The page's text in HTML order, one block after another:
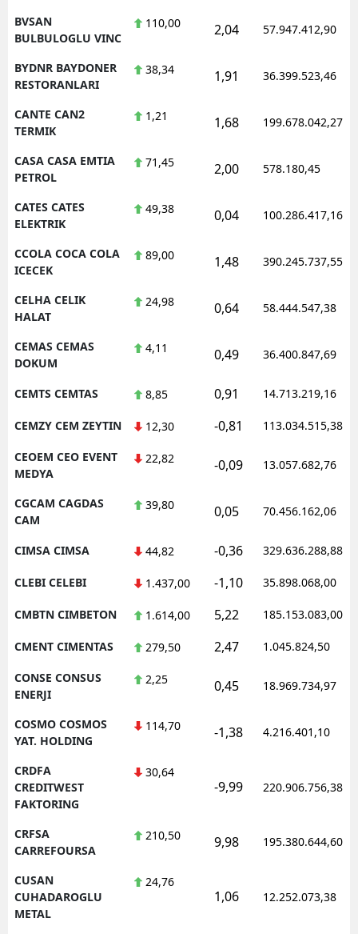
BVSAN
BULBULOGLU VINC
110,00 2,04 57.947.412,90
BYDNR BAYDONER
RESTORANLARI
38,34 1,91 36.399.523,46
CANTE CAN2
TERMIK
1,21 1,68 199.678.042,27
CASA CASA EMTIA
PETROL
71,45 2,00 578.180,45
CATES CATES
ELEKTRIK
49,38 0,04 100.286.417,16
CCOLA COCA COLA
ICECEK
89,00 1,48 390.245.737,55
CELHA CELIK
HALAT
24,98 0,64 58.444.547,38
CEMAS CEMAS
DOKUM
4,11 0,49 36.400.847,69
CEMTS CEMTAS 8,85 0,91 14.713.219,16
CEMZY CEM ZEYTIN 12,30 -0,81 113.034.515,38
CEOEM CEO EVENT
MEDYA
22,82 -0,09 13.057.682,76
CGCAM CAGDAS
CAM
39,80 0,05 70.456.162,06
CIMSA CIMSA 44,82 -0,36 329.636.288,88
CLEBI CELEBI 1.437,00 -1,10 35.898.068,00
CMBTN CIMBETON 1.614,00 5,22 185.153.083,00
CMENT CIMENTAS 279,50 2,47 1.045.824,50
CONSE CONSUS
ENERJI
2,25 0,45 18.969.734,97
COSMO COSMOS
YAT. HOLDING
114,70 -1,38 4.216.401,10
CRDFA
CREDITWEST
FAKTORING
30,64
-9,99 220.906.756,38
CRFSA
CARREFOURSA
210,50 9,98 195.380.644,60
CUSAN
CUHADAROGLU
METAL
24,76
1,06 12.252.073,38